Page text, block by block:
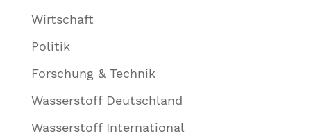
Wirtschaft
Politik
Forschung & Technik
Wasserstoff Deutschland
Wasserstoff International